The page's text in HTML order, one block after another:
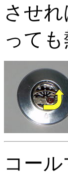
させ
って
コー